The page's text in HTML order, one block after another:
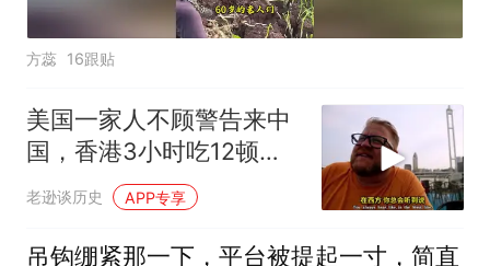
方蕊 16跟贴
美国一家人不顾警告来中
国，香港3小时吃12顿，
直飞上海想定居
老逊谈历史 APP专享
吊钩绷紧那一下，平台被提起一寸，简直